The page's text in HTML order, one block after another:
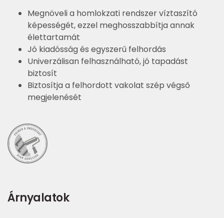
Megnöveli a homlokzati rendszer víztaszító
képességét, ezzel meghosszabbítja annak
élettartamát
Jó kiadósság és egyszerű felhordás
Univerzálisan felhasználható, jó tapadást
biztosít
Biztosítja a felhordott vakolat szép végső
megjelenését
Árnyalatok